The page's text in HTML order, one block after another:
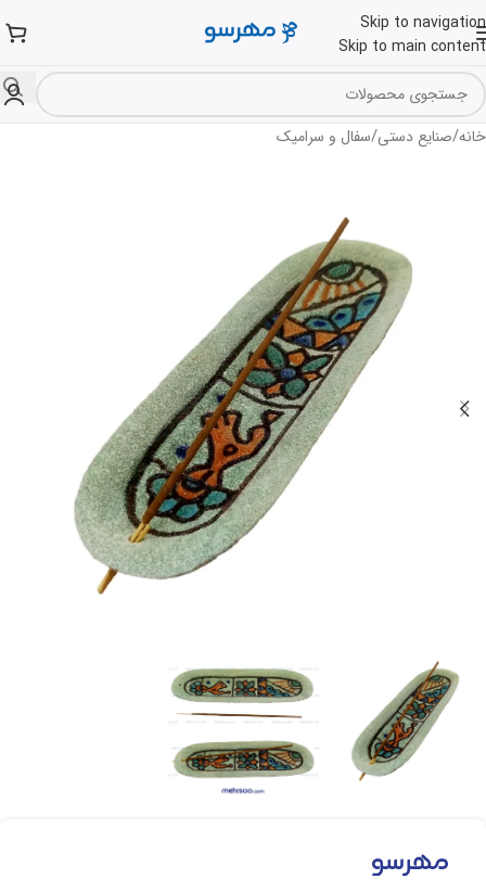
Skip to navigation
Skip to main content
خانه/صنایع دستی/سفال و سرامیک